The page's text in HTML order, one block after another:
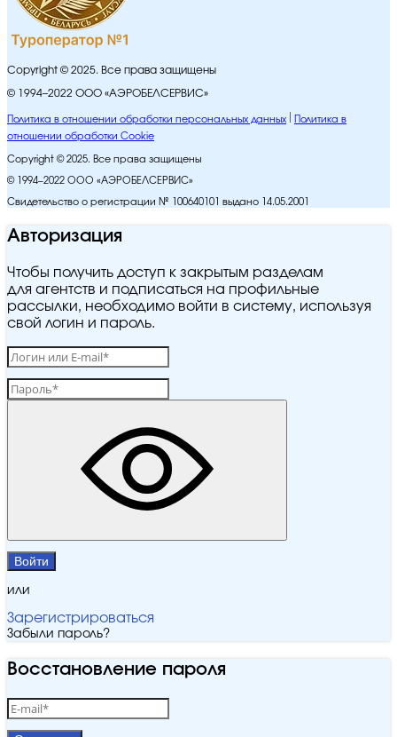
Copyright © 2025. Все права защищены
© 1994–2022 ООО «АЭРОБЕЛСЕРВИС»
Политика в отношении обработки персональных данных
Политика в
отношении обработки Cookie
Copyright © 2025. Все права защищены
© 1994–2022 ООО «АЭРОБЕЛСЕРВИС»
Свидетельство о регистрации № 100640101 выдано 14.05.2001
Авторизация
Чтобы получить доступ к закрытым разделам
для агентств и подписаться на профильные
рассылки, необходимо войти в систему, используя
свой логин и пароль.
Войти
или
Зарегистрироваться
Забыли пароль?
Восстановление пароля